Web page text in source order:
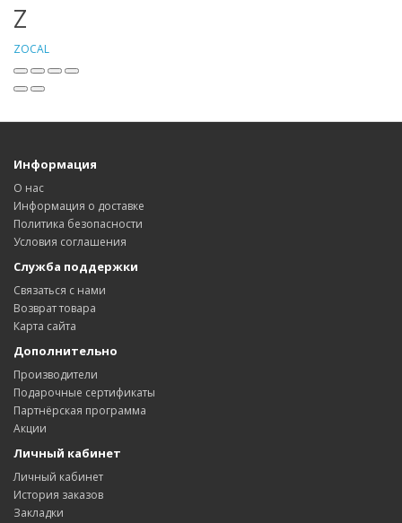
Z
ZOCAL
Информация
О нас
Информация о доставке
Политика безопасности
Условия соглашения
Служба поддержки
Связаться с нами
Возврат товара
Карта сайта
Дополнительно
Производители
Подарочные сертификаты
Партнёрская программа
Акции
Личный кабинет
Личный кабинет
История заказов
Закладки